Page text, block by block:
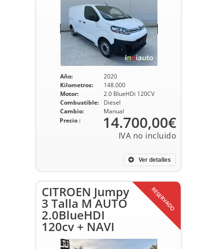
Año:
2020
Kilometros:
148.000
Motor:
2.0 BlueHDi 120CV
Combustible:
Diesel
Cambio:
Manual
Ver detalles
Precio : 14.700,00€
RESERVADO
CITROEN Jumpy
3 Talla M AUTO
2.0BlueHDI
120cv + NAVI